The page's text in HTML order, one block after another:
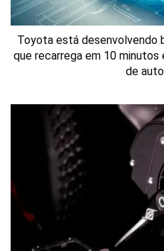
Toyota está desenvolvendo
que recarrega em 10
de